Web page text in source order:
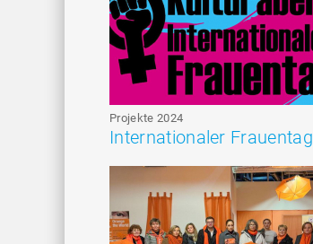
Projekte 2024
Internationaler Frauentag